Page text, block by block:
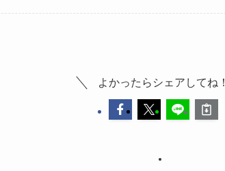
よかったらシェアしてね！